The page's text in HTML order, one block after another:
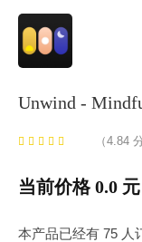
Unwind -
（4.84
当前价格 0.0 元
本产品已经有 75 人